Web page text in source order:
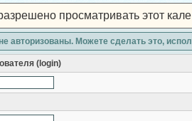
просматривать этот
авторизованы. Можете сделать это,
(login)